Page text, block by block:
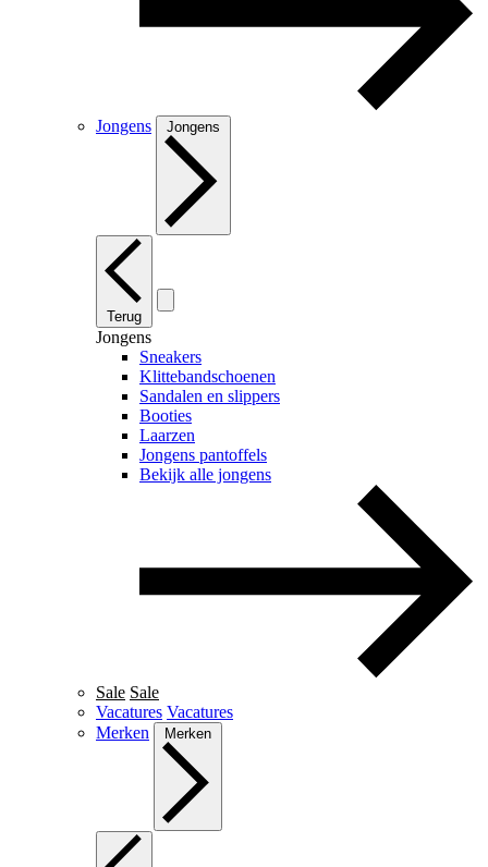
Jongens Jongens
Terug
Jongens
Sneakers
Klittebandschoenen
Sandalen en slippers
Booties
Laarzen
Jongens pantoffels
Bekijk alle jongens
Sale Sale
Vacatures Vacatures
Merken
Merken